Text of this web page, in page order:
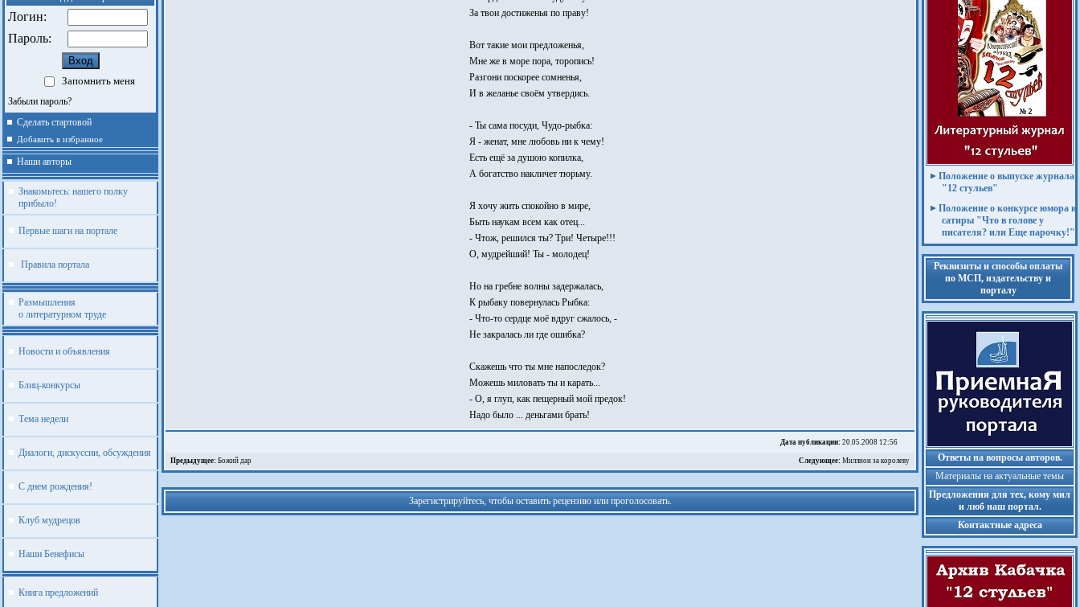
Логин:
Пароль:
Запомнить меня
Забыли пароль?
Сделать стартовой
Добавить в избранное
Наши авторы
Знакомьтесь: нашего полку
прибыло!
Первые шаги на портале
Правила портала
Размышления
о литературном труде
Новости и объявления
Блиц-конкурсы
Тема недели
Диалоги, дискуссии, обсуждения
С днем рождения!
Клуб мудрецов
Наши Бенефисы
Книга предложений
За твои достиженья по праву!
Вот такие мои предложенья,
Мне же в море пора, торопись!
Разгони поскорее сомненья,
И в желанье своём утвердись.
- Ты сама посуди, Чудо-рыбка:
Я - женат, мне любовь ни к чему!
Есть ещё за душою копилка,
А богатство накличет тюрьму.
Я хочу жить спокойно в мире,
Быть наукам всем как отец...
- Чтож, решился ты? Три! Четыре!!!
О, мудрейший! Ты - молодец!
Но на гребне волны задержалась,
К рыбаку повернулась Рыбка:
- Что-то сердце моё вдруг сжалось, -
Не закралась ли где ошибка?
Скажешь что ты мне напоследок?
Можешь миловать ты и карать...
- О, я глуп, как пещерный мой предок!
Надо было ... деньгами брать!
Дата публикации: 20.05.2008 12:56
Предыдущее: Божий дар Следующее: Миллион за королеву
Зарегистрируйтесь, чтобы оставить рецензию или проголосовать.
Положение о выпуске журнала
"12 стульев"
Положение о конкурсе юмора и
сатиры "Что в голове у
писателя? или Еще парочку!"
Реквизиты и способы оплаты
по МСП, издательству и
порталу
Ответы на вопросы авторов.
Материалы на актуальные темы
Предложения для тех, кому мил
и люб наш портал.
Контактные адреса